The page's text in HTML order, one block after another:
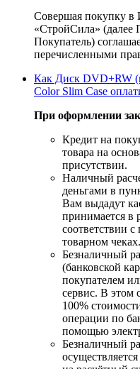
Совершая покупку
«СтройСила» (далее
Покупатель)
перечисленными
Как Диск DVD+RW
Color Slim Case
При оформлении
Кредит на
товара на
присутствии.
Наличный
деньгами в
Вам выдадут
принимается в
соответствии
товарном чеках.
Безналичный
(банковской
покупателем
сервис. В этом
100%
операции по
помощью
Безналичный